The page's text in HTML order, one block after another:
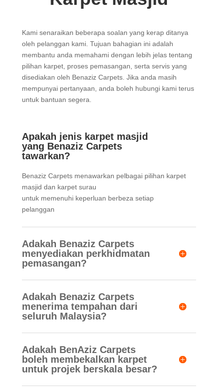
Kami senaraikan beberapa soalan yang kerap ditanya
oleh pelanggan kami. Tujuan bahagian ini adalah
membantu anda memahami dengan lebih jelas tentang
pilihan karpet, proses pemasangan, serta servis yang
disediakan oleh Benaziz Carpets. Jika anda masih
mempunyai pertanyaan, anda boleh hubungi kami terus
untuk bantuan segera.
Apakah jenis karpet masjid
yang Benaziz Carpets
tawarkan?
Benaziz Carpets menawarkan pelbagai pilihan karpet
masjid dan karpet surau
untuk memenuhi keperluan berbeza setiap
pelanggan
Adakah Benaziz Carpets
menyediakan perkhidmatan
pemasangan?
Adakah Benaziz Carpets
menerima tempahan dari
seluruh Malaysia?
Adakah BenAziz Carpets
boleh membekalkan karpet
untuk projek berskala besar?